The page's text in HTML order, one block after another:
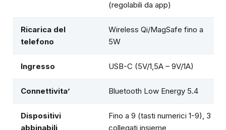
(regolabili da app)
Ricarica del
telefono
Wireless Qi/MagSafe fino a
5W
Ingresso USB-C (5V/1,5A – 9V/1A)
Connettivita’ Bluetooth Low Energy 5.4
Dispositivi
abbinabili
Fino a 9 (tasti numerici 1-9), 3
collegati insieme